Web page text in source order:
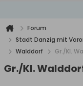
Forum
Stadt Danzig mit
Walddorf
Gr./Kl.
Gr./Kl.